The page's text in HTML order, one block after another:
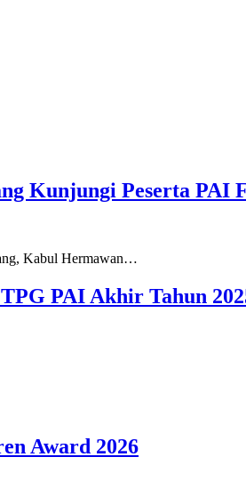
Kunjungi Peserta PAI
Kabul Hermawan…
PAI Akhir Tahun
Award 2026